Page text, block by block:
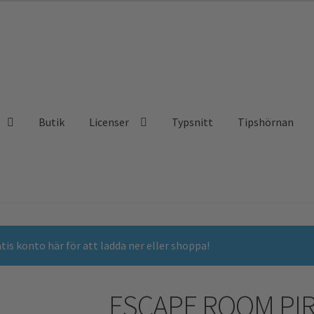
Butik Licenser Typsnitt Tipshörnan
konto här för att ladda ner eller shoppa!
ESCAPE ROOM